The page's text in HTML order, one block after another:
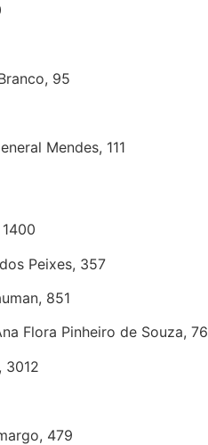
95
Mendes, 111
Peixes, 357
851
Flora Pinheiro de Souza, 76
3012
479